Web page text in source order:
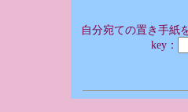
自分宛ての置き手紙
key：